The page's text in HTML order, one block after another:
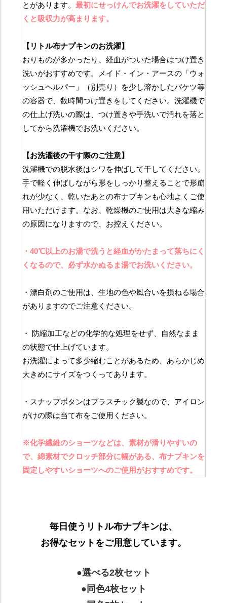
とがあります。 最初にせっけんでお洗濯をしていただ
くと吸収力が高まります。
【リトル布ナプキンのお洗濯】
おりものが多かったり、経血がついた場合はつけ置き
洗いがおすすめです。メイド・イン・アースの「ウォ
ッシュヘルパー」（別売り）を少し溶かしたバケツ等
の容器で、数時間つけ置きをしてください。洗濯機で
の仕上げ洗いの際は、つけ置きや手洗いで汚れを落と
してから洗濯機でお洗いください。
【お洗濯後の干す際のご注意】
洗濯機での脱水後はシワを伸ばして干してください。
手で軽く伸ばしながら形をしっかり整えることで形崩
れが少なく、乾いたあとの布ナプキンも心地よくご使
用いただけます。なお、乾燥機のご使用は大きな縮み
の原因になりますので、お控えください。
・40℃以上のお湯で洗うと経血がかたまって落ちにく
くなるので、必ず水かぬるま湯でお洗いください。
・漂白剤のご使用は、生地の色や風合いを損ねる場合
がありますのでご注意ください。
・ 防縮加工などの化学的な処理をせず、自然なまま
の状態で仕上げています。
お洗濯によって多少縮むことがあるため、あらかじめ
大きめにサイズをつくってあります。
・スナップボタンはプラスチック製なので、アイロン
がけの際は当て布をご使用ください。
※化学繊維のショーツなどは、素材が滑りやすいの
で、綿素材でクロッチ部分に幅がある、布ナプキンを
固定しやすいショーツへのご使用がおすすめです。
毎日使うリトル布ナプキンは、
お得なセットをご用意しています。
●選べる2枚セット
●同色4枚セット